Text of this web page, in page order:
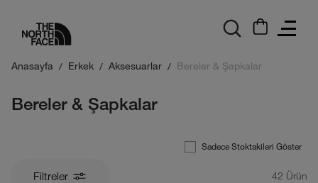
Anasayfa Erkek Aksesuarlar Bereler & Şapkalar
Bereler & Şapkalar
Sadece Stoktakileri Göster
Filtreler 42 Ürün